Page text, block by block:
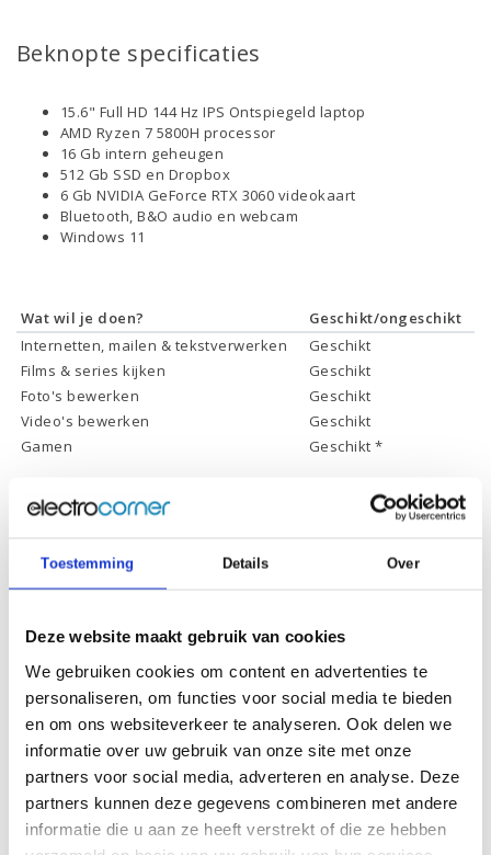
Toestemming Details Over
Deze website maakt gebruik van cookies
We gebruiken cookies om content en advertenties te
personaliseren, om functies voor social media te bieden
en om ons websiteverkeer te analyseren. Ook delen we
informatie over uw gebruik van onze site met onze
partners voor social media, adverteren en analyse. Deze
partners kunnen deze gegevens combineren met andere
informatie die u aan ze heeft verstrekt of die ze hebben
Beknopte specificaties
15.6" Full HD 144 Hz IPS Ontspiegeld laptop
AMD Ryzen 7 5800H processor
16 Gb intern geheugen
512 Gb SSD en Dropbox
6 Gb NVIDIA GeForce RTX 3060 videokaart
Bluetooth, B&O audio en webcam
Windows 11
Wat wil je doen?
Geschikt/ongeschikt
Internetten, mailen & tekstverwerken
Geschikt
Films & series kijken
Geschikt
Foto's bewerken
Geschikt
Video's bewerken
Geschikt
Gamen
Geschikt *
controleer dit eerst en bepaal daarop uw keuze.
Specificaties
Schermdiagonaal:
15.6 inch (39,6 cm)
Scherm resolutie:
1920 x 1080 (Full HD)
Scherm reflectie:
Ontspiegeld
Scherm omklapbaar:
-
Processor:
AMD Ryzen 7 5800H